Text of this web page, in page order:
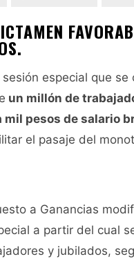
especial que
un millón de
pesos de salario
el pasaje del
a Ganancias
a partir del cual
y jubilados,